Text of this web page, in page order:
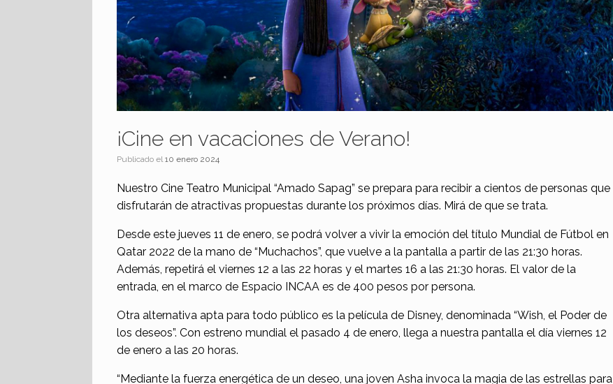
¡Cine en vacaciones de Verano!
Publicado el10 enero 2024
Nuestro Cine Teatro Municipal “Amado Sapag” se prepara para recibir a cientos de personas que
disfrutarán de atractivas propuestas durante los próximos días. Mirá de que se trata.
Desde este jueves 11 de enero, se podrá volver a vivir la emoción del título Mundial de Fútbol en
Qatar 2022 de la mano de “Muchachos”, que vuelve a la pantalla a partir de las 21:30 horas.
Además, repetirá el viernes 12 a las 22 horas y el martes 16 a las 21:30 horas. El valor de la
entrada, en el marco de Espacio INCAA es de 400 pesos por persona.
Otra alternativa apta para todo público es la película de Disney, denominada “Wish, el Poder de
los deseos”. Con estreno mundial el pasado 4 de enero, llega a nuestra pantalla el día viernes 12
de enero a las 20 horas.
“Mediante la fuerza energética de un deseo, una joven Asha invoca la magia de las estrellas para